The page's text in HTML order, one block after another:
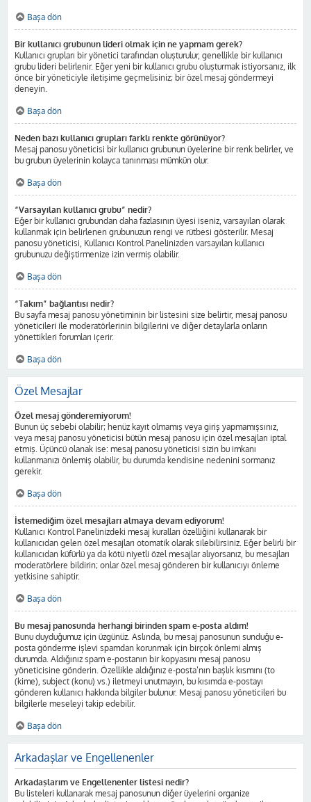
Başa dön
Bir kullanıcı grubunun lideri olmak için ne yapmam gerek?
Kullanıcı grupları bir yönetici tarafından oluşturulur, genellikle bir kullanıcı
grubu lideri belirlenir. Eğer yeni bir kullanıcı grubu oluşturmak istiyorsanız, ilk
önce bir yöneticiyle iletişime geçmelisiniz; bir özel mesaj göndermeyi
deneyin.
Başa dön
Neden bazı kullanıcı grupları farklı renkte görünüyor?
Mesaj panosu yöneticisi bir kullanıcı grubunun üyelerine bir renk belirler, ve
bu grubun üyelerinin kolayca tanınması mümkün olur.
Başa dön
“Varsayılan kullanıcı grubu” nedir?
Eğer bir kullanıcı grubundan daha fazlasının üyesi iseniz, varsayılan olarak
kullanmak için belirlenen grubunuzun rengi ve rütbesi gösterilir. Mesaj
panosu yöneticisi, Kullanıcı Kontrol Panelinizden varsayılan kullanıcı
grubunuzu değiştirmenize izin vermiş olabilir.
Başa dön
“Takım” bağlantısı nedir?
Bu sayfa mesaj panosu yönetiminin bir listesini size belirtir, mesaj panosu
yöneticileri ile moderatörlerinin bilgilerini ve diğer detaylarla onların
yönettikleri forumları içerir.
Başa dön
Özel Mesajlar
Özel mesaj gönderemiyorum!
Bunun üç sebebi olabilir; henüz kayıt olmamış veya giriş yapmamışsınız,
veya mesaj panosu yöneticisi bütün mesaj panosu için özel mesajları iptal
etmiş. Üçüncü olanak ise: mesaj panosu yöneticisi sizin bu imkanı
kullanmanızı önlemiş olabilir, bu durumda kendisine nedenini sormanız
gerekir.
Başa dön
İstemediğim özel mesajları almaya devam ediyorum!
Kullanıcı Kontrol Panelinizdeki mesaj kuralları özelliğini kullanarak bir
kullanıcıdan gelen özel mesajları otomatik olarak silebilirsiniz. Eğer belirli bir
kullanıcıdan küfürlü ya da kötü niyetli özel mesajlar alıyorsanız, bu mesajları
moderatörlere bildirin; onlar özel mesaj gönderen bir kullanıcıyı önleme
yetkisine sahiptir.
Başa dön
Bu mesaj panosunda herhangi birinden spam e-posta aldım!
Bunu duyduğumuz için üzgünüz. Aslında, bu mesaj panosunun sunduğu e-
posta gönderme işlevi spamdan korunmak için birçok önlemi almış
durumda. Aldığınız spam e-postanın bir kopyasını mesaj panosu
yöneticisine gönderin. Özellikle aldığınız e-posta’nın başlık kısmını (to
(kime), subject (konu) vs.) iletmeyi unutmayın, bu kısımda e-postayı
gönderen kullanıcı hakkında bilgiler bulunur. Mesaj panosu yöneticileri bu
bilgilerle meseleyi takip edebilir.
Başa dön
Arkadaşlar ve Engellenenler
Arkadaşlarım ve Engellenenler listesi nedir?
Bu listeleri kullanarak mesaj panosunun diğer üyelerini organize